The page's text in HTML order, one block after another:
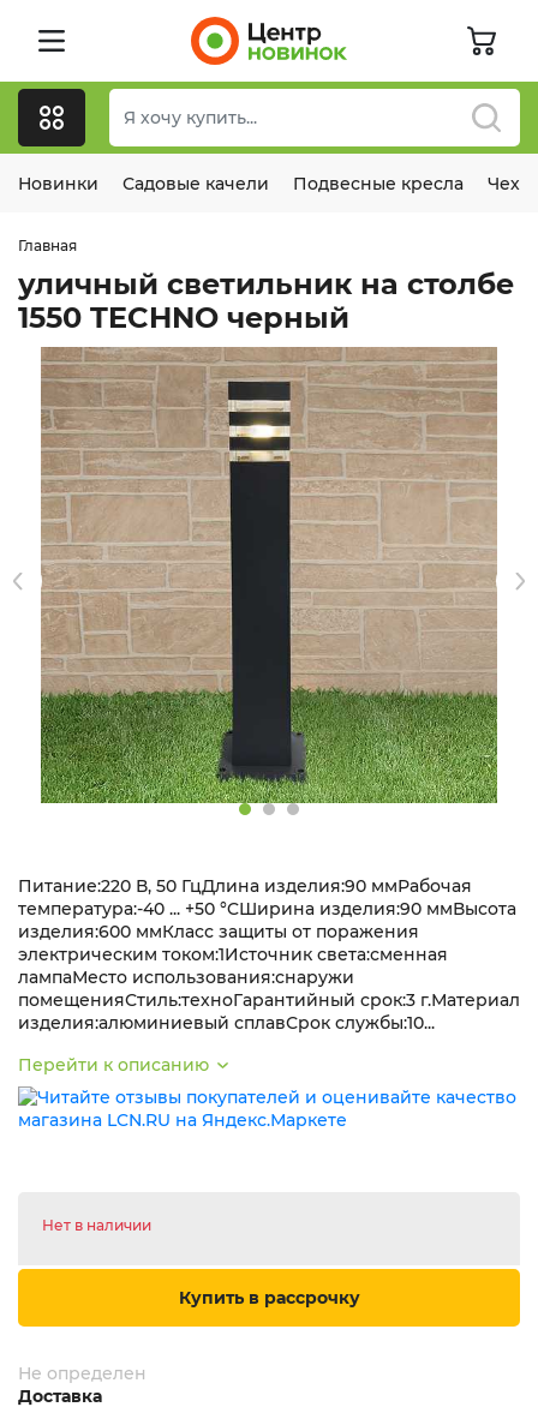
Новинки Садовые качели Подвесные кресла
Главная
уличный светильник на столбе
1550 TECHNO черный
Питание:220 В, 50 ГцДлина изделия:90 ммРабочая
температура:-40 ... +50 °CШирина изделия:90 ммВысота
изделия:600 ммКласс защиты от поражения
электрическим током:1Источник света:сменная
лампаМесто использования:снаружи
помещенияСтиль:техноГарантийный срок:3 г.Материал
изделия:алюминиевый сплавСрок службы:10...
Перейти к описанию
Нет в наличии
Купить в рассрочку
Не определен
Доставка